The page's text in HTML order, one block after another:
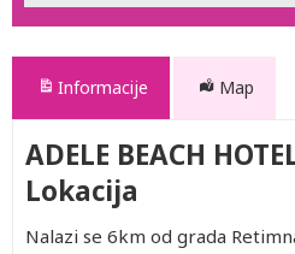
Informacije Map
ADELE BEACH
Lokacija
Nalazi se 6km od grada